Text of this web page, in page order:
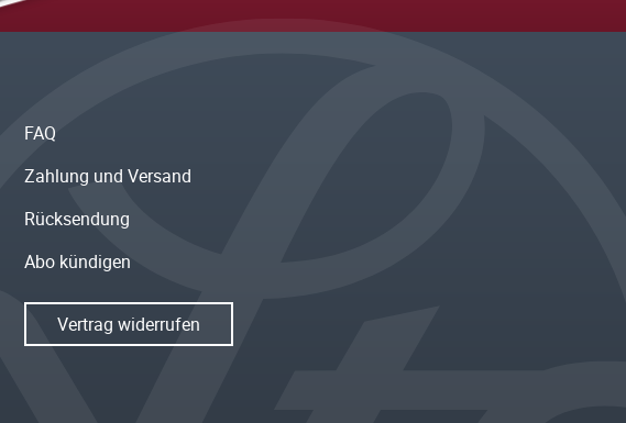
FAQ
Zahlung und Versand
Rücksendung
Abo kündigen
Vertrag widerrufen